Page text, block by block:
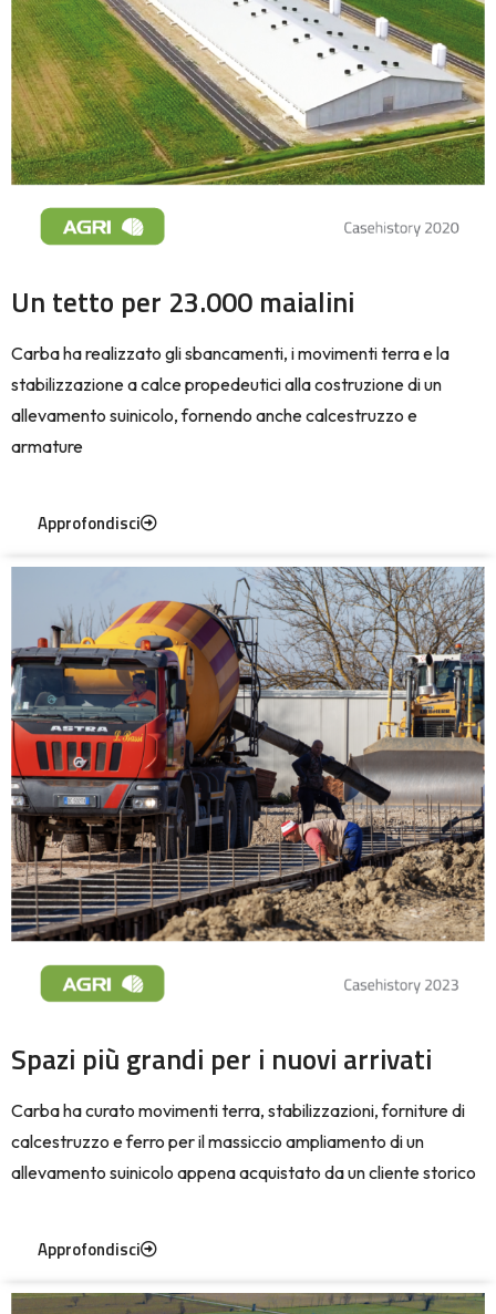
Un tetto per 23.000 maialini
Carba ha realizzato gli sbancamenti, i movimenti terra e la
stabilizzazione a calce propedeutici alla costruzione di un
allevamento suinicolo, fornendo anche calcestruzzo e
armature
Approfondisci
Spazi più grandi per i nuovi arrivati
Carba ha curato movimenti terra, stabilizzazioni, forniture di
calcestruzzo e ferro per il massiccio ampliamento di un
allevamento suinicolo appena acquistato da un cliente storico
Approfondisci